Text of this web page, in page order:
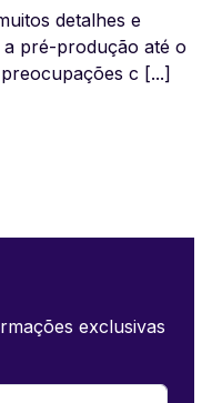
detalhes e
pré-produção até o
c [...]
exclusivas